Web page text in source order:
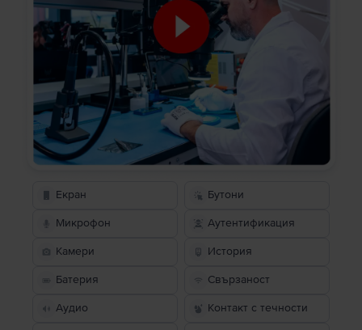
Екран Бутони
Микрофон Аутентификация
Камери История
Батерия Свързаност
Аудио
Контакт с течности